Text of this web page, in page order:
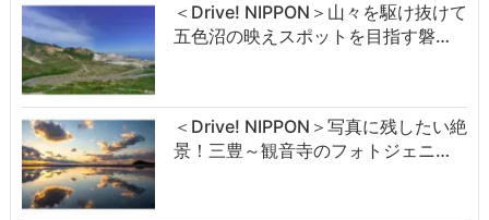
＜Drive! NIPPON＞山々を駆け抜けて
五色沼の映えスポットを目指す磐…
＜Drive! NIPPON＞写真に残したい絶
景！三豊～観音寺のフォトジェニ…